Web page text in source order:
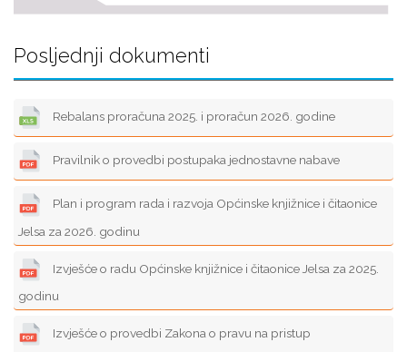
Posljednji dokumenti
Rebalans proračuna 2025. i proračun 2026. godine
Pravilnik o provedbi postupaka jednostavne nabave
Plan i program rada i razvoja Općinske knjižnice i čitaonice
Jelsa za 2026. godinu
Izvješće o radu Općinske knjižnice i čitaonice Jelsa za 2025.
godinu
Izvješće o provedbi Zakona o pravu na pristup